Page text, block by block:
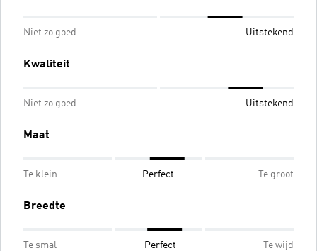
Niet zo goed Uitstekend
Kwaliteit
Niet zo goed Uitstekend
Maat
Te klein Perfect Te groot
Breedte
Te smal Perfect Te wijd